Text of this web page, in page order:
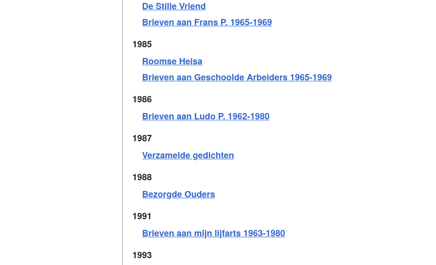
De Stille Vriend
Brieven aan Frans P. 1965-1969
1985
Roomse Heisa
Brieven aan Geschoolde Arbeiders 1965-1969
1986
Brieven aan Ludo P. 1962-1980
1987
Verzamelde gedichten
1988
Bezorgde Ouders
1991
Brieven aan mijn lijfarts 1963-1980
1993